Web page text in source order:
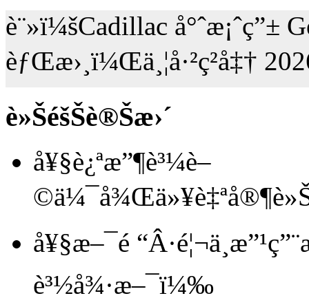
è¨»ï¼šCadillac å°ˆæ¡ˆç”±
èƒŒæ›¸ï¼Œä¸¦å·²ç²å‡†
è»ŠéšŠè®Šæ›´
å¥§è¿ªæ”¶è³¼è–
å¥§æ–¯é
è³½å¾·æ–¯ï¼‰